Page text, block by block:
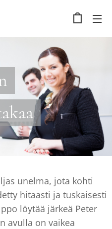
unelma, jota kohti
hitaasti ja tuskaisesti
löytää järkeä Peter
avulla on vaikea